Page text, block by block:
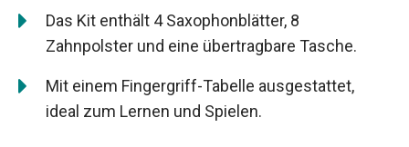
Das Kit enthält 4 Saxophonblätter, 8
Zahnpolster und eine übertragbare Tasche.
Mit einem Fingergriff-Tabelle ausgestattet,
ideal zum Lernen und Spielen.